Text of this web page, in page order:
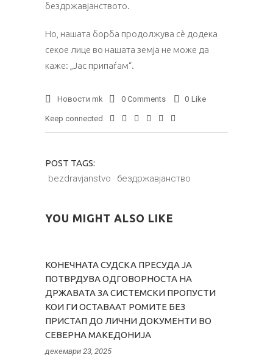
бездржавјанството.
Нo, нашата борба продолжува сѐ додека
секое лице во нашата земја не може да
каже: „Јас припаѓам“.
Новости mk 0 Comments 0 Like
Keep connected
POST TAGS:
bezdravjanstvo бездржавјанство
YOU MIGHT ALSO LIKE
КОНЕЧНАТА СУДСКА ПРЕСУДА ЈА
ПОТВРДУВА ОДГОВОРНОСТА НА
ДРЖАВАТА ЗА СИСТЕМСКИ ПРОПУСТИ
КОИ ГИ ОСТАВААТ РОМИТЕ БЕЗ
ПРИСТАП ДО ЛИЧНИ ДОКУМЕНТИ ВО
СЕВЕРНА МАКЕДОНИЈА
декември 23, 2025